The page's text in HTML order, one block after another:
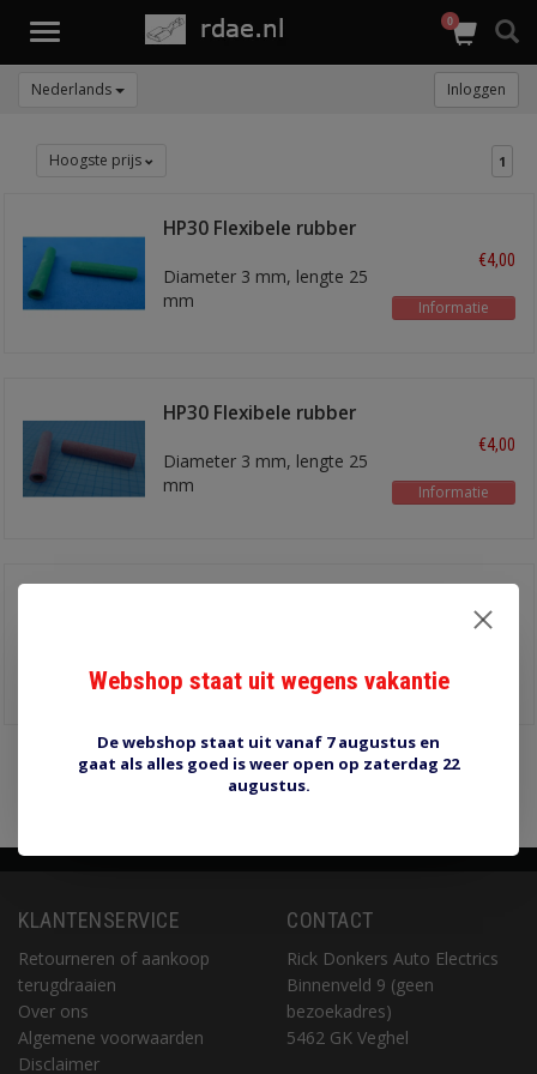
Toggle
0
Nederlands Inloggen
Hoogste prijs 1
HP30 Flexibele rubber
Diameter 3 mm, lengte 25
mm
€4,00
Informatie
HP30 Flexibele rubber
Diameter 3 mm, lengte 25
mm
€4,00
Informatie
mm
€4,00
Informatie
Pagina 1 van 1
KLANTENSERVICE
Retourneren of aankoop
terugdraaien
Over ons
Algemene voorwaarden
Disclaimer
CONTACT
Rick Donkers Auto Electrics
Binnenveld 9 (geen
bezoekadres)
5462 GK Veghel
Webshop staat uit wegens vakantie
De webshop staat uit vanaf 7 augustus en
gaat als alles goed is weer open op zaterdag 22
augustus.